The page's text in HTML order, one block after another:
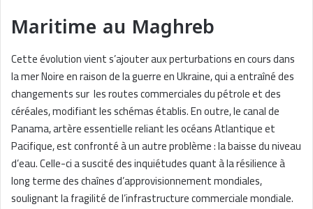
Maritime au Maghreb
Cette évolution vient s’ajouter aux perturbations en cours dans
la mer Noire en raison de la guerre en Ukraine, qui a entraîné des
changements sur les routes commerciales du pétrole et des
céréales, modifiant les schémas établis. En outre, le canal de
Panama, artère essentielle reliant les océans Atlantique et
Pacifique, est confronté à un autre problème : la baisse du niveau
d’eau. Celle-ci a suscité des inquiétudes quant à la résilience à
long terme des chaînes d’approvisionnement mondiales,
soulignant la fragilité de l’infrastructure commerciale mondiale.